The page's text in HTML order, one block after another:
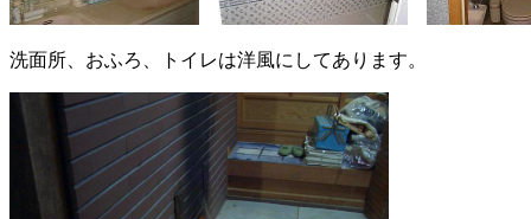
洗面所、おふろ、トイレは洋風にしてあります。